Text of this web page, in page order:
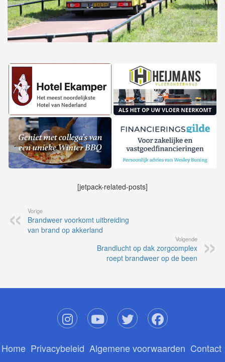
[jetpack-related-posts]
Vorige
Brandweer voorkomt uitbreiding
van brand op akkerland
Volgende
Brandlucht op dak zorgcomplex
roept brandweer op de been
Home Privacybeleid Algemene voorwaarden Contact